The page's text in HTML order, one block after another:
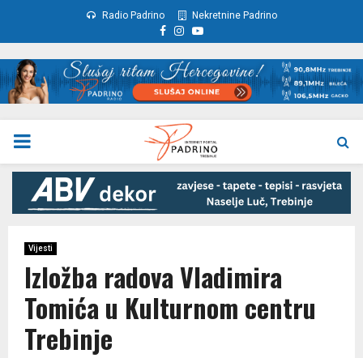
Radio Padrino Nekretnine Padrino
Facebook
Instagram
Youtube
PRIMARY
MENU
Vijesti
Izložba radova Vladimira
Tomića u Kulturnom centru
Trebinje